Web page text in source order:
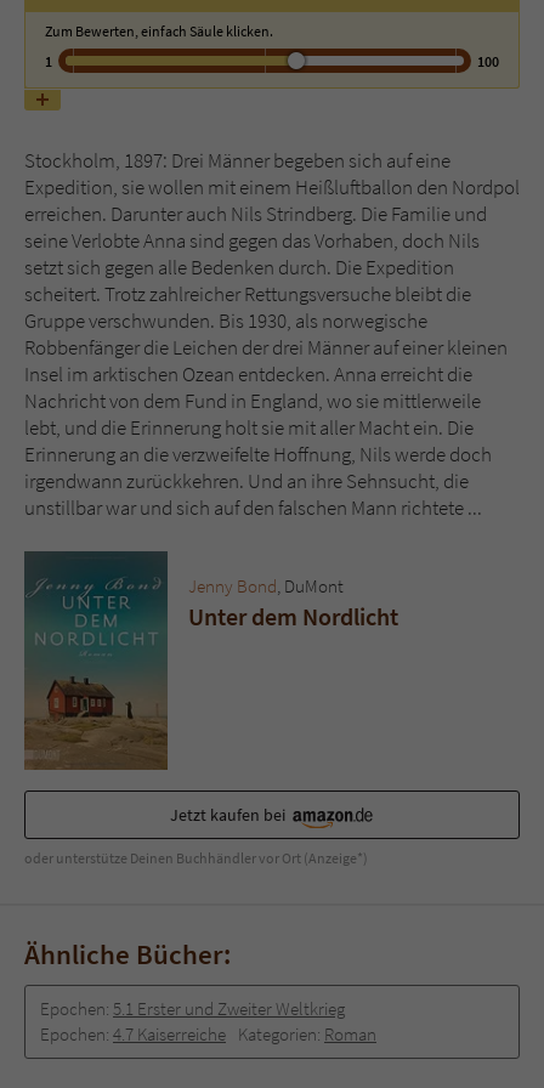
Zum Bewerten, einfach Säule klicken.
1
100
Stockholm, 1897: Drei Männer begeben sich auf eine
Expedition, sie wollen mit einem Heißluftballon den Nordpol
erreichen. Darunter auch Nils Strindberg. Die Familie und
seine Verlobte Anna sind gegen das Vorhaben, doch Nils
setzt sich gegen alle Bedenken durch. Die Expedition
scheitert. Trotz zahlreicher Rettungsversuche bleibt die
Gruppe verschwunden. Bis 1930, als norwegische
Robbenfänger die Leichen der drei Männer auf einer kleinen
Insel im arktischen Ozean entdecken. Anna erreicht die
Nachricht von dem Fund in England, wo sie mittlerweile
lebt, und die Erinnerung holt sie mit aller Macht ein. Die
Erinnerung an die verzweifelte Hoffnung, Nils werde doch
irgendwann zurückkehren. Und an ihre Sehnsucht, die
unstillbar war und sich auf den falschen Mann richtete ...
Jenny Bond, DuMont
Unter dem Nordlicht
Jetzt kaufen bei
oder unterstütze Deinen Buchhändler vor Ort (Anzeige*)
Ähnliche Bücher:
Epochen: 5.1 Erster und Zweiter Weltkrieg
Epochen: 4.7 Kaiserreiche Kategorien: Roman
Name tx_pwcomments_ahash
Anbieter
Laufzeit 1 Jahr
Zweck Cookie für Kommentare einzelner Buchtitel
Name fe_typo_user
Anbieter Literatur-Couch Medien GmbH & Co. KG
Laufzeit Session
Dieses Cookie gewährleistet die
Kommunikation der Webseite mit dem
überprüfen.